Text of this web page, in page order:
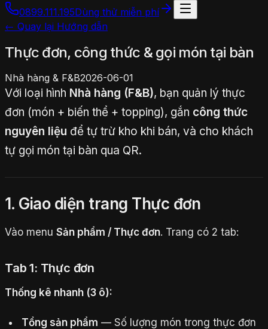
0899.111.195Dùng thử miễn phí
← Quay lại Hướng dẫn
Thực đơn, công thức & gọi món tại bàn
Nhà hàng & F&B2026-06-01
Với loại hình Nhà hàng (F&B), bạn quản lý thực
đơn (món + biến thể + topping), gắn công thức
nguyên liệu để tự trừ kho khi bán, và cho khách
tự gọi món tại bàn qua QR.
1. Giao diện trang Thực đơn
Vào menu Sản phẩm / Thực đơn. Trang có 2 tab:
Tab 1: Thực đơn
Thống kê nhanh (3 ô):
Tổng sản phẩm — Số lượng món trong thực đơn